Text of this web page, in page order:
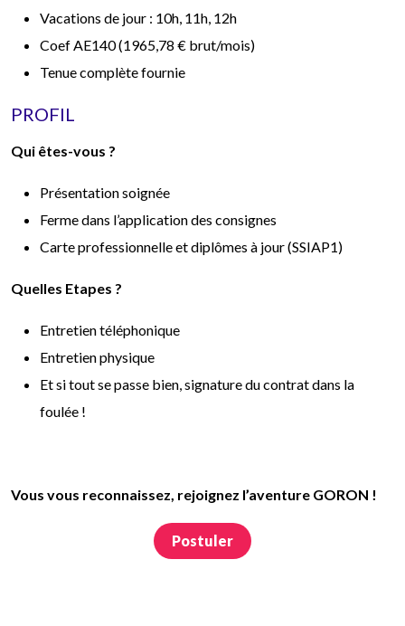
Vacations de jour : 10h, 11h, 12h
Coef AE140 (1965,78 € brut/mois)
Tenue complète fournie
PROFIL
Qui êtes-vous ?
Présentation soignée
Ferme dans l’application des consignes
Carte professionnelle et diplômes à jour (SSIAP1)
Quelles Etapes ?
Entretien téléphonique
Entretien physique
Et si tout se passe bien, signature du contrat dans la
foulée !
Vous vous reconnaissez, rejoignez l’aventure GORON !
Postuler